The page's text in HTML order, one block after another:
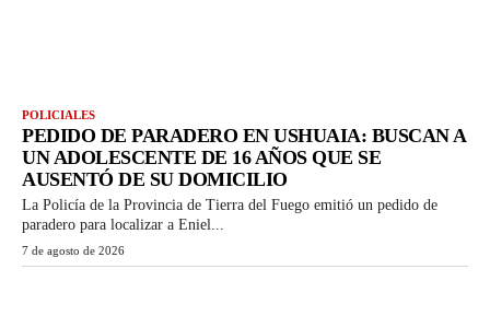
POLICIALES
PEDIDO DE PARADERO EN USHUAIA: BUSCAN A
UN ADOLESCENTE DE 16 AÑOS QUE SE
AUSENTÓ DE SU DOMICILIO
La Policía de la Provincia de Tierra del Fuego emitió un pedido de
paradero para localizar a Eniel...
7 de agosto de 2026